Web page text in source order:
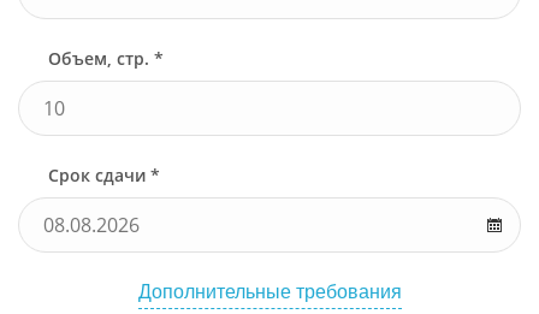
Объем, стр. *
Срок сдачи *
Дополнительные требования